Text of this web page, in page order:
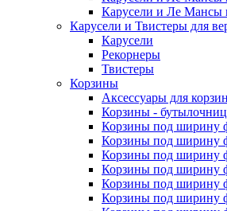
Карусели и Ле Мансы
Карусели и Твистеры для
Карусели
Рекорнеры
Твистеры
Корзины
Аксессуары для корзин
Корзины -
Корзины под ширину
Корзины под ширину
Корзины под ширину
Корзины под ширину
Корзины под ширину
Корзины под ширину